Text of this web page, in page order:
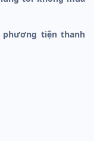
phương tiện thanh